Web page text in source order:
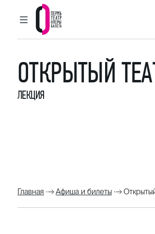
ГЛАВНОЕ МЕНЮ
Пермский театр
ОТКРЫТЫЙ
ЛЕКЦИЯ
Главная Афиша и билеты